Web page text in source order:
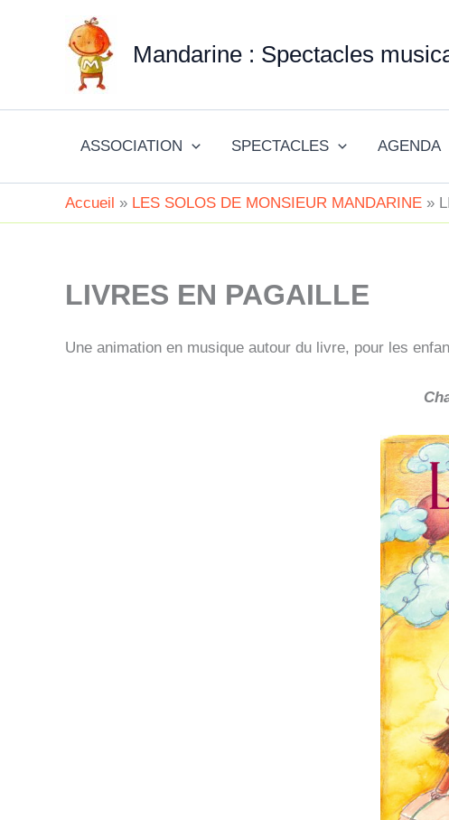
Mandarine : Spectacles
ASSOCIATION SPECTACLES AGENDA
Accueil LES SOLOS DE MONSIEUR MANDARINE
LIVRES EN PAGAILLE
Une animation en musique autour du livre, pour les